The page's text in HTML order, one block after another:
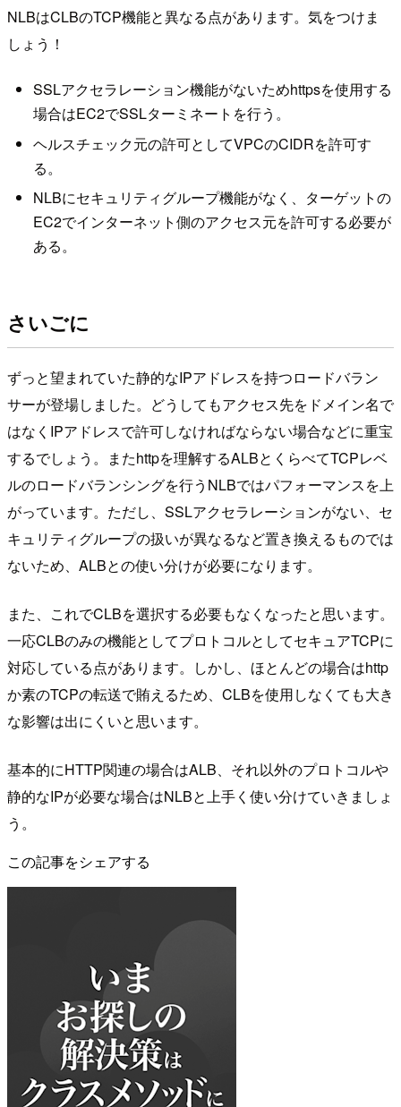
NLBはCLBのTCP機能と異なる点があります。気をつけま
しょう！
SSLアクセラレーション機能がないためhttpsを使用する
場合はEC2でSSLターミネートを行う。
ヘルスチェック元の許可としてVPCのCIDRを許可す
る。
NLBにセキュリティグループ機能がなく、ターゲットの
EC2でインターネット側のアクセス元を許可する必要が
ある。
さいごに
ずっと望まれていた静的なIPアドレスを持つロードバラン
サーが登場しました。どうしてもアクセス先をドメイン名で
はなくIPアドレスで許可しなければならない場合などに重宝
するでしょう。またhttpを理解するALBとくらべてTCPレベ
ルのロードバランシングを行うNLBではパフォーマンスを上
がっています。ただし、SSLアクセラレーションがない、セ
キュリティグループの扱いが異なるなど置き換えるものでは
ないため、ALBとの使い分けが必要になります。
また、これでCLBを選択する必要もなくなったと思います。
一応CLBのみの機能としてプロトコルとしてセキュアTCPに
対応している点があります。しかし、ほとんどの場合はhttp
か素のTCPの転送で賄えるため、CLBを使用しなくても大き
な影響は出にくいと思います。
基本的にHTTP関連の場合はALB、それ以外のプロトコルや
静的なIPが必要な場合はNLBと上手く使い分けていきましょ
う。
この記事をシェアする